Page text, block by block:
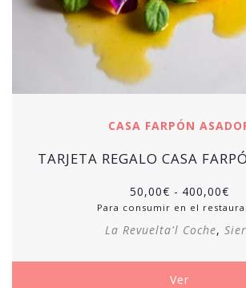
CASA FARPÓN
TARJETA REGALO CASA
50,00€ - 400,00€
Para consumir en el
La Revuelta'l Coche,
Ver